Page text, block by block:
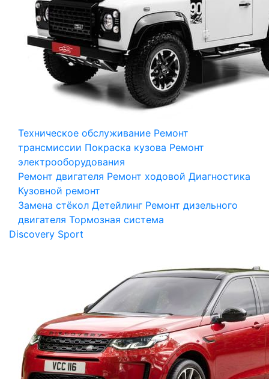
Техническое обслуживание Ремонт
трансмиссии Покраска кузова Ремонт
электрооборудования
Ремонт двигателя Ремонт ходовой Диагностика
Кузовной ремонт
Замена стёкол Детейлинг Ремонт дизельного
двигателя Тормозная система
Discovery Sport